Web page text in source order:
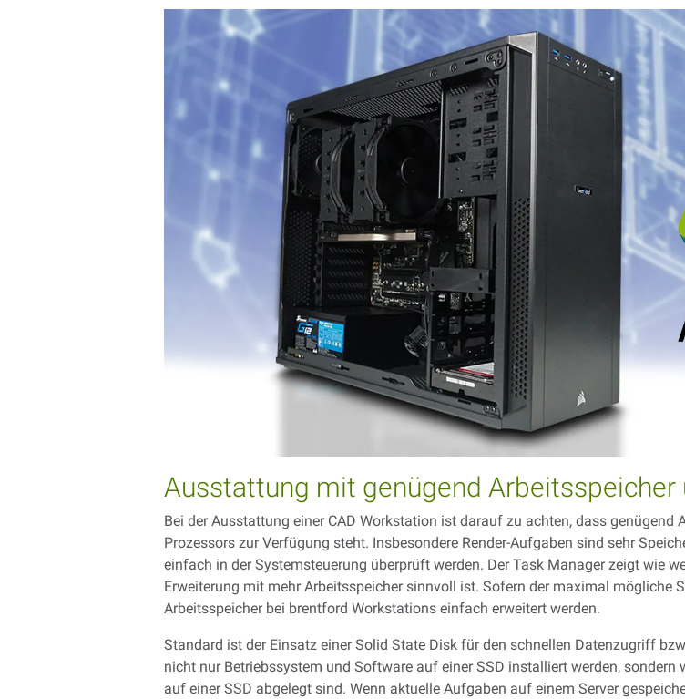
Ausstattung mit genügend Arbeitsspeicher
Bei der Ausstattung einer CAD Workstation ist darauf zu achten, dass
Prozessors zur Verfügung steht. Insbesondere Render-Aufgaben sind sehr
einfach in der Systemsteuerung überprüft werden. Der Task Manager zeigt wie
Erweiterung mit mehr Arbeitsspeicher sinnvoll ist. Sofern der maximal mögliche
Arbeitsspeicher bei brentford Workstations einfach erweitert werden.
Standard ist der Einsatz einer Solid State Disk für den schnellen Datenzugriff
nicht nur Betriebssystem und Software auf einer SSD installiert werden, sondern
auf einer SSD abgelegt sind. Wenn aktuelle Aufgaben auf einem Server